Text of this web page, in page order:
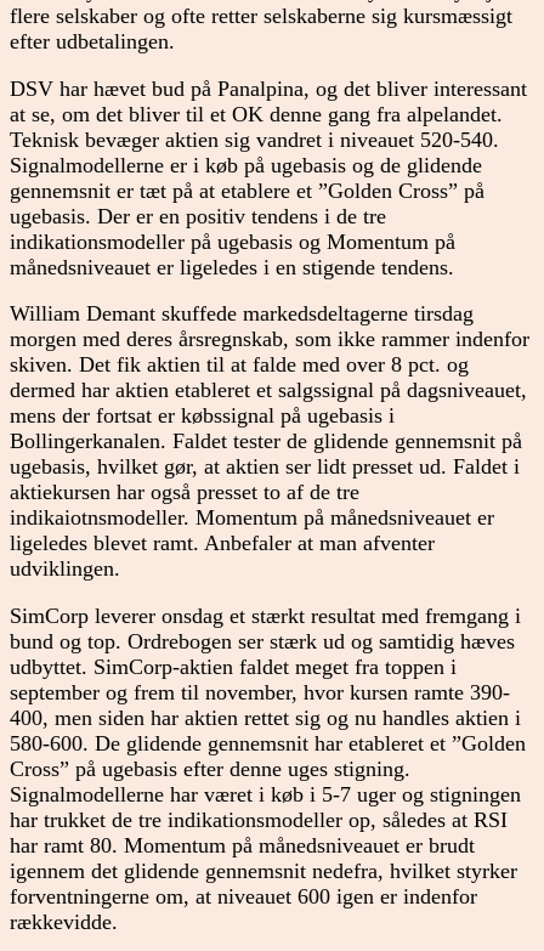
flere selskaber og ofte retter selskaberne sig kursmæssigt
efter udbetalingen.
DSV har hævet bud på Panalpina, og det bliver interessant
at se, om det bliver til et OK denne gang fra alpelandet.
Teknisk bevæger aktien sig vandret i niveauet 520-540.
Signalmodellerne er i køb på ugebasis og de glidende
gennemsnit er tæt på at etablere et ”Golden Cross” på
ugebasis. Der er en positiv tendens i de tre
indikationsmodeller på ugebasis og Momentum på
månedsniveauet er ligeledes i en stigende tendens.
William Demant skuffede markedsdeltagerne tirsdag
morgen med deres årsregnskab, som ikke rammer indenfor
skiven. Det fik aktien til at falde med over 8 pct. og
dermed har aktien etableret et salgssignal på dagsniveauet,
mens der fortsat er købssignal på ugebasis i
Bollingerkanalen. Faldet tester de glidende gennemsnit på
ugebasis, hvilket gør, at aktien ser lidt presset ud. Faldet i
aktiekursen har også presset to af de tre
indikaiotnsmodeller. Momentum på månedsniveauet er
ligeledes blevet ramt. Anbefaler at man afventer
udviklingen.
SimCorp leverer onsdag et stærkt resultat med fremgang i
bund og top. Ordrebogen ser stærk ud og samtidig hæves
udbyttet. SimCorp-aktien faldet meget fra toppen i
september og frem til november, hvor kursen ramte 390-
400, men siden har aktien rettet sig og nu handles aktien i
580-600. De glidende gennemsnit har etableret et ”Golden
Cross” på ugebasis efter denne uges stigning.
Signalmodellerne har været i køb i 5-7 uger og stigningen
har trukket de tre indikationsmodeller op, således at RSI
har ramt 80. Momentum på månedsniveauet er brudt
igennem det glidende gennemsnit nedefra, hvilket styrker
forventningerne om, at niveauet 600 igen er indenfor
rækkevidde.